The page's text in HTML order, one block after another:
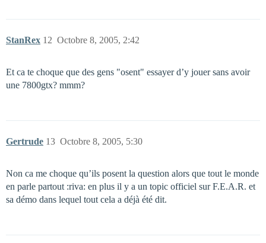
StanRex Octobre 8, 2005, 2:42
12
Et ca te choque que des gens "osent" essayer d’y jouer sans avoir
une 7800gtx? mmm?
Gertrude Octobre 8, 2005, 5:30
13
Non ca me choque qu’ils posent la question alors que tout le monde
en parle partout :riva: en plus il y a un topic officiel sur F.E.A.R. et
sa démo dans lequel tout cela a déjà été dit.